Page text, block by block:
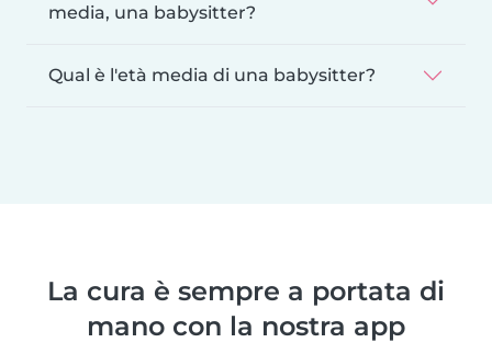
media, una babysitter?
Qual è l'età media di una babysitter?
La cura è sempre a portata di
mano con la nostra app